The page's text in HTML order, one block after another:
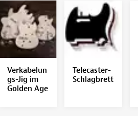
Verkabelun
gs-Jig im
Golden Age
Telecaster-
Schlagbrett